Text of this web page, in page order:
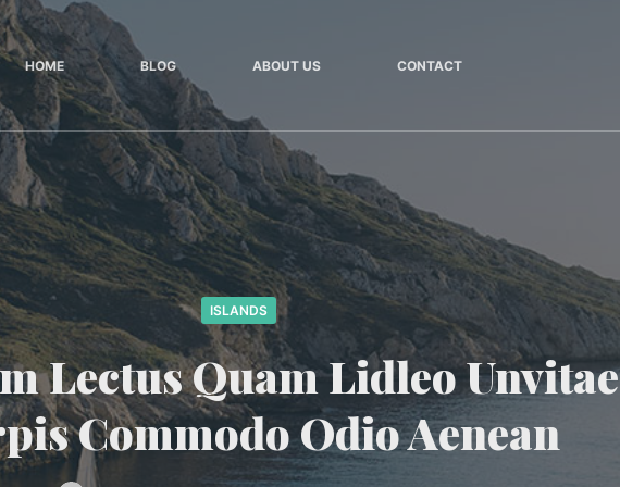
HOME BLOG ABOUT US CONTACT
ISLANDS
Lectus Quam Lidleo Unvitae
Commodo Odio Aenean